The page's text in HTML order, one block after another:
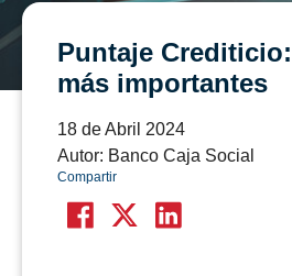
Puntaje
más importantes
18 de Abril 2024
Autor: Banco Caja Social
Compartir